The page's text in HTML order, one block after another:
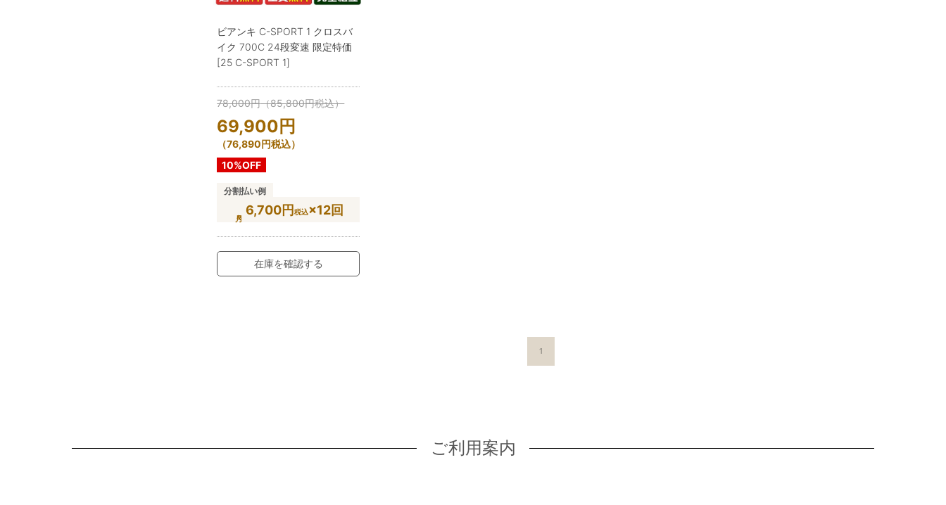
ビアンキ C-SPORT 1 クロスバ
イク 700C 24段変速 限定特価
[25 C-SPORT 1]
78,000円（85,800円税込）
69,900 円
（76,890円税込）
10%OFF
分割払い例
6,700円税込×12回
在庫を確認する
1
ご利用案内